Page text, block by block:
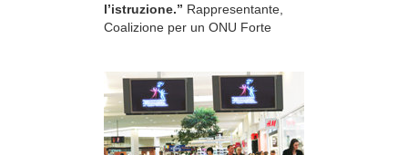
l’istruzione.” Rappresentante,
Coalizione per un ONU Forte